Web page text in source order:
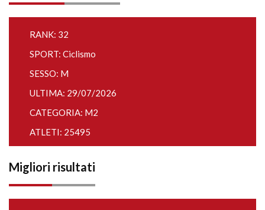
RANK: 32
SPORT: Ciclismo
SESSO: M
ULTIMA: 29/07/2026
CATEGORIA: M2
ATLETI: 25495
Migliori risultati